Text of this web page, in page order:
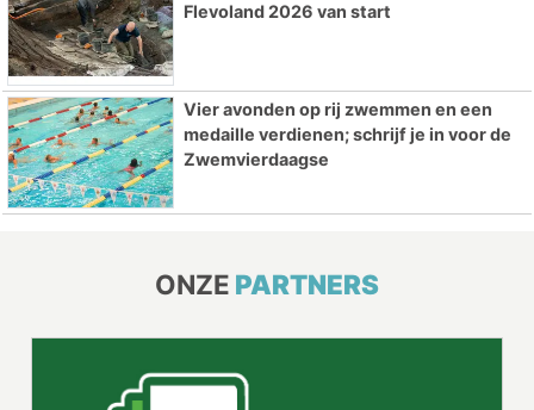
Flevoland 2026 van start
Vier avonden op rij zwemmen en een
medaille verdienen; schrijf je in voor de
Zwemvierdaagse
ONZE PARTNERS